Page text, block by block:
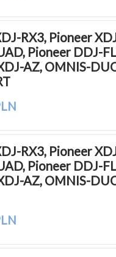
RX3, Pioneer
Pioneer DDJ-
AZ, OMNIS-
RX3, Pioneer
Pioneer DDJ-
AZ, OMNIS-